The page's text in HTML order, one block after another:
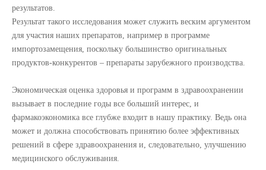
результатов.
Результат такого исследования может служить веским аргументом
для участия наших препаратов, например в программе
импортозамещения, поскольку большинство оригинальных
продуктов-конкурентов – препараты зарубежного производства.
Экономическая оценка здоровья и программ в здравоохранении
вызывает в последние годы все больший интерес, и
фармакоэкономика все глубже входит в нашу практику. Ведь она
может и должна способствовать принятию более эффективных
решений в сфере здравоохранения и, следовательно, улучшению
медицинского обслуживания.